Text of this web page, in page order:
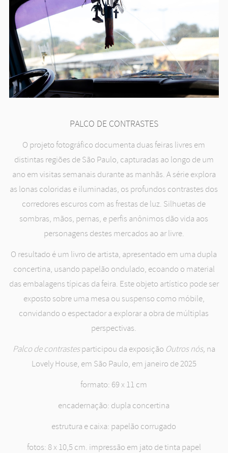
PALCO DE CONTRASTES
O projeto fotográfico documenta duas feiras livres em
distintas regiões de São Paulo, capturadas ao longo de um
ano em visitas semanais durante as manhãs. A série explora
as lonas coloridas e iluminadas, os profundos contrastes dos
corredores escuros com as frestas de luz. Silhuetas de
sombras, mãos, pernas, e perfis anônimos dão vida aos
personagens destes mercados ao ar livre.
O resultado é um livro de artista, apresentado em uma dupla
concertina, usando papelão ondulado, ecoando o material
das embalagens típicas da feira. Este objeto artístico pode ser
exposto sobre uma mesa ou suspenso como móbile,
convidando o espectador a explorar a obra de múltiplas
perspectivas.
Palco de contrastesparticipou da exposição Outros nós, na
Lovely House, em São Paulo, em janeiro de 2025
formato: 69 x 11 cm
encadernação: dupla concertina
estrutura e caixa: papelão corrugado
fotos: 8 x 10,5 cm. impressão em jato de tinta papel